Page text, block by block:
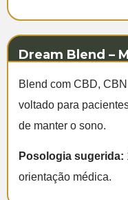
Dream Blend –
Blend com CBD,
voltado para
de manter o sono.
Posologia sugerida:
orientação médica.